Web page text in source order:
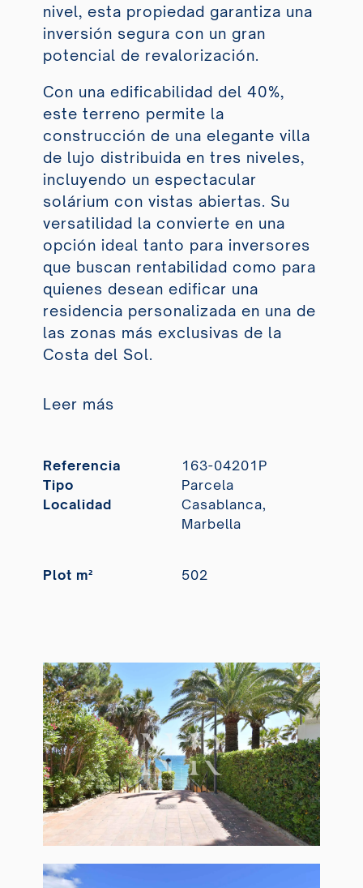
nivel, esta propiedad garantiza una
inversión segura con un gran
potencial de revalorización.
Con una edificabilidad del 40%,
este terreno permite la
construcción de una elegante villa
de lujo distribuida en tres niveles,
incluyendo un espectacular
solárium con vistas abiertas. Su
versatilidad la convierte en una
opción ideal tanto para inversores
que buscan rentabilidad como para
quienes desean edificar una
residencia personalizada en una de
las zonas más exclusivas de la
Costa del Sol.
Leer más
Referencia
163-04201P
Tipo
Parcela
Localidad
Casablanca,
Marbella
Plot m² 502